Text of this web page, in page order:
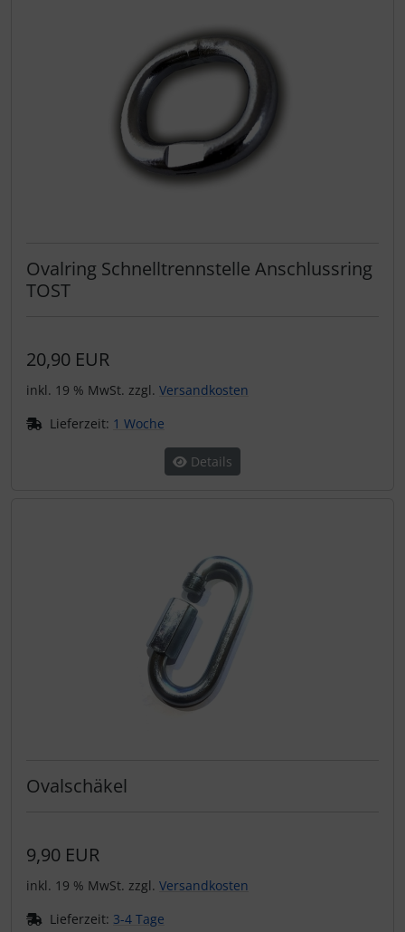
Ovalring Schnelltrennstelle Anschlussring
TOST
20,90 EUR
inkl. 19 % MwSt. zzgl. Versandkosten
Lieferzeit: 1 Woche
Details
Ovalschäkel
9,90 EUR
inkl. 19 % MwSt. zzgl. Versandkosten
Lieferzeit: 3-4 Tage